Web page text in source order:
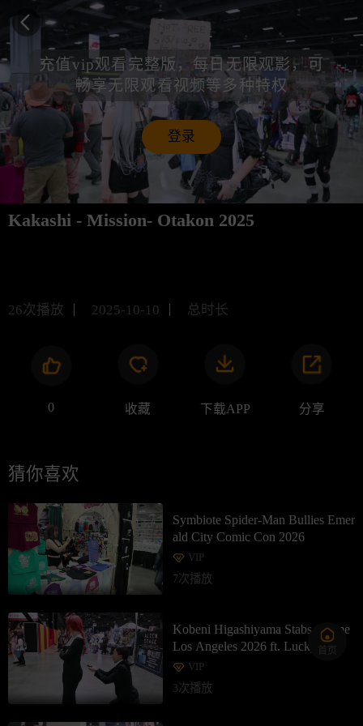
充值vip观看完整版，每日无限观影，可
畅享无限观看视频等多种特权
登录
Kakashi - Mission- Otakon 2025
26次播放 2025-10-10 总时长
0 收藏 下载APP 分享
猜你喜欢
Symbiote Spider-Man Bullies Emer
ald City Comic Con 2026
VIP
7次播放
Kobeni Higashiyama Stabs Anime
Los Angeles 2026 ft. Lucky Lai
VIP
3次播放
首页